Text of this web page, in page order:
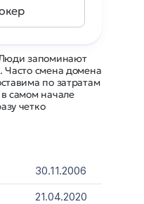
запоминают
смена домена
по затратам
самом начале
четко
30.11.2006
21.04.2020